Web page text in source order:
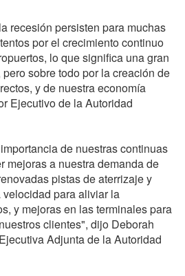
recesión persisten para muchas
por el crecimiento continuo
lo que significa una gran
sobre todo por la creación de
y de nuestra economía
Ejecutivo de la Autoridad
de nuestras continuas
mejoras a nuestra demanda de
pistas de aterrizaje y
para aliviar la
y mejoras en las terminales para
clientes", dijo Deborah
Adjunta de la Autoridad